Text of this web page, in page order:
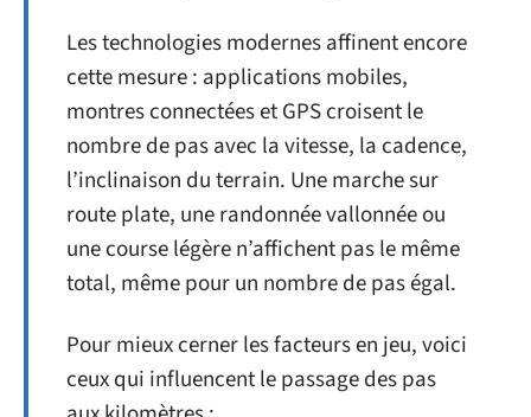
Les technologies modernes affinent encore
cette mesure : applications mobiles,
montres connectées et GPS croisent le
nombre de pas avec la vitesse, la cadence,
l’inclinaison du terrain. Une marche sur
route plate, une randonnée vallonnée ou
une course légère n’affichent pas le même
total, même pour un nombre de pas égal.
Pour mieux cerner les facteurs en jeu, voici
ceux qui influencent le passage des pas